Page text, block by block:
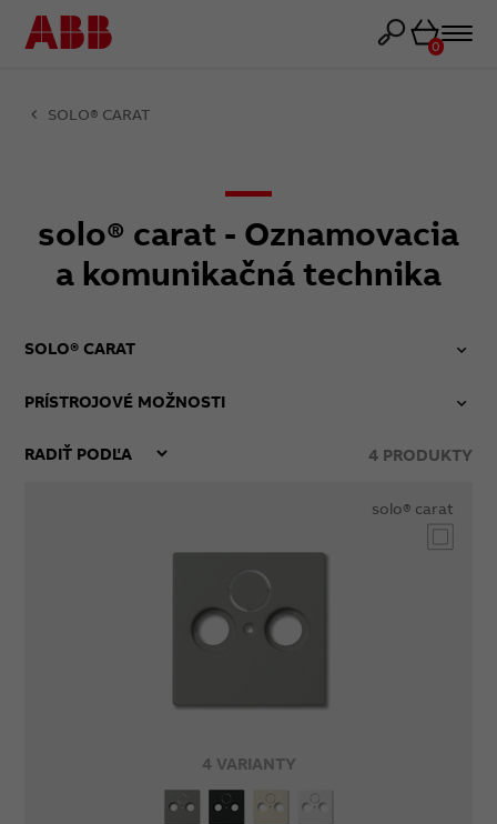
Košík
0
SOLO® CARAT
solo® carat - Oznamovacia
a komunikačná technika
SOLO® CARAT
PRÍSTROJOVÉ MOŽNOSTI
4PRODUKTY
4 VARIANTY
solo® carat